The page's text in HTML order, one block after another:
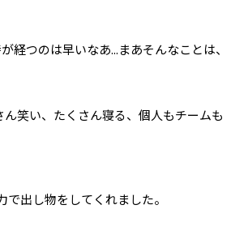
経つのは早いなあ...まあそんなことは、
笑い、たくさん寝る、個人もチームも
出し物をしてくれました。